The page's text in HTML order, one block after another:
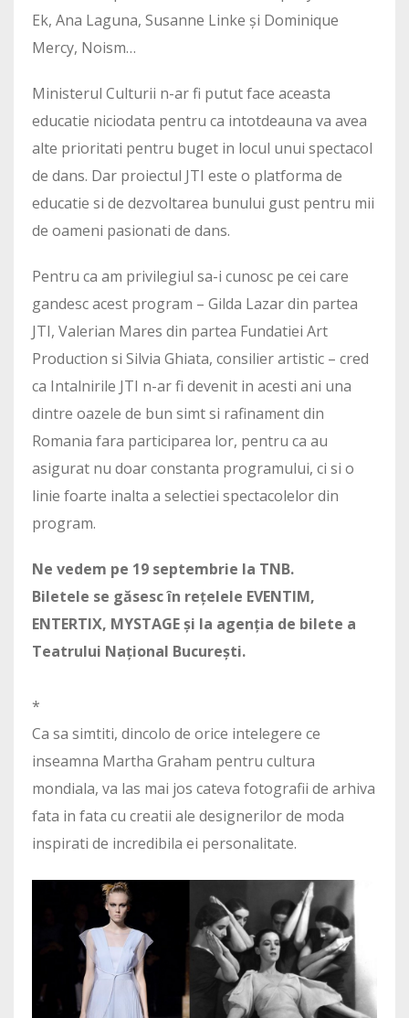
Ek, Ana Laguna, Susanne Linke și Dominique
Mercy, Noism…
Ministerul Culturii n-ar fi putut face aceasta
educatie niciodata pentru ca intotdeauna va avea
alte prioritati pentru buget in locul unui spectacol
de dans. Dar proiectul JTI este o platforma de
educatie si de dezvoltarea bunului gust pentru mii
de oameni pasionati de dans.
Pentru ca am privilegiul sa-i cunosc pe cei care
gandesc acest program – Gilda Lazar din partea
JTI, Valerian Mares din partea Fundatiei Art
Production si Silvia Ghiata, consilier artistic – cred
ca Intalnirile JTI n-ar fi devenit in acesti ani una
dintre oazele de bun simt si rafinament din
Romania fara participarea lor, pentru ca au
asigurat nu doar constanta programului, ci si o
linie foarte inalta a selectiei spectacolelor din
program.
Ne vedem pe 19 septembrie la TNB.
Biletele se găsesc în rețelele EVENTIM,
ENTERTIX, MYSTAGE și la agenția de bilete a
Teatrului Național București.
*
Ca sa simtiti, dincolo de orice intelegere ce
inseamna Martha Graham pentru cultura
mondiala, va las mai jos cateva fotografii de arhiva
fata in fata cu creatii ale designerilor de moda
inspirati de incredibila ei personalitate.